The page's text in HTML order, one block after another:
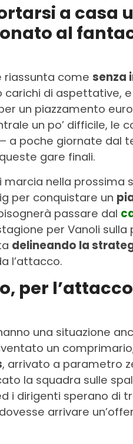
a casa
al
riassunta come senza
carichi di aspettative,
un piazzamento
un po’ difficile, le
a poche giornate dal
gare finali.
marcia nella prossima
per conquistare un
passare dal
per Vanoli sulla
delineando la
l’attacco.
per
una situazione
un
, arrivato a parametro
la squadra sulle
i dirigenti sperano di
arrivare